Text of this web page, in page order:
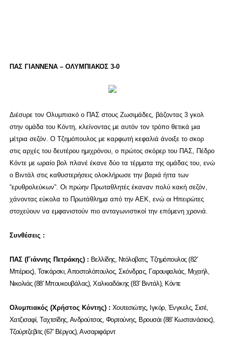
ΠΑΣ ΓΙΑΝΝΕΝΑ – ΟΛΥΜΠΙΑΚΟΣ 3-0
Διέσυρε τον Ολυμπιακό ο ΠΑΣ στους Ζωσιμάδες, βάζοντας 3 γκολ
στην ομάδα του Κόντη, κλείνοντας με αυτόν τον τρόπο θετικά μια
μέτρια σεζόν. Ο Τζημόπουλος με καρφωτή κεφαλιά άνοιξε το σκορ
στις αρχές του δευτέρου ημιχρόνου, ο πρώτος σκόρερ του ΠΑΣ, Πέδρο
Κόντε με ωραίο βολ πλανέ έκανε δύο τα τέρματα της ομάδας του, ενώ
ο Βιντάλ στις καθυστερήσεις ολοκλήρωσε την βαριά ήττα των
“ερυθρολεύκων”. Οι πρώην Πρωταθλητές έκαναν πολύ κακή σεζόν,
χάνοντας εύκολα το Πρωτάθλημα από την ΑΕΚ, ενώ οι Ηπειρώτες
στοχεύουν να εμφανιστούν πιο ανταγωνιστικοί την επόμενη χρονιά.
Συνθέσεις :
ΠΑΣ (Γιάννης Πετράκης) : Βελλίδης, Ντόλοβατς, Τζημόπουλος (82′
Μπέριος), Τσικάρσκι, Αποστολόπουλος, Σκόνδρας, Γαρουφαλιάς, Μιχαήλ,
Νικολιάς (88′ Μπουκουβάλας), Χαλκιαδάκης (83′ Βιντάλ), Κόντε
Ολυμπιακός (Χρήστος Κόντης) : Χουτεσιώτης, Ιγκόρ, Ένγκελς, Σισέ,
Χατζισαφί, Ταχτσίδης, Ανδρούτσος, Φορτούνης, Βρουσάι (88′ Κωστανάσιος),
Τζούρτζεβιτς (67′ Βέργος), Ανσαριφάρντ